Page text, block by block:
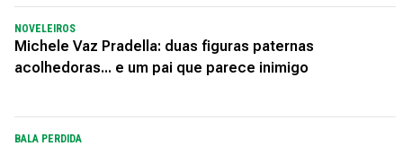
NOVELEIROS
Michele Vaz Pradella: duas figuras paternas
acolhedoras... e um pai que parece inimigo
BALA PERDIDA